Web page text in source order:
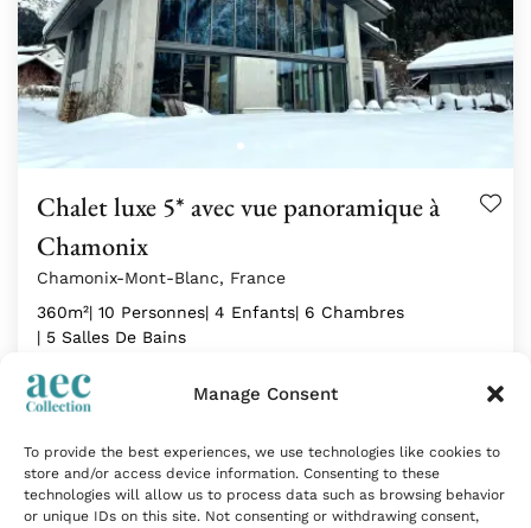
Manage Consent
To provide the best experiences, we use technologies like cookies to
store and/or access device information. Consenting to these
technologies will allow us to process data such as browsing behavior
or unique IDs on this site. Not consenting or withdrawing consent,
Chalet luxe 5* avec vue panoramique à
Chamonix
Chamonix-Mont-Blanc, France
360m²| 10 Personnes| 4 Enfants| 6 Chambres
| 5 Salles De Bains
Idéalement situé au cœur du vieux village d’Argentière,
À partir de
8 754 € par semaine